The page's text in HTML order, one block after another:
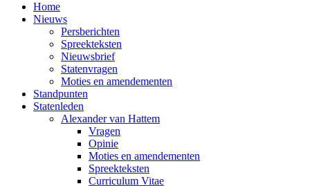
Home
Nieuws
Persberichten
Spreekteksten
Nieuwsbrief
Statenvragen
Moties en amendementen
Standpunten
Statenleden
Alexander van Hattem
Vragen
Opinie
Moties en amendementen
Spreekteksten
Curriculum Vitae